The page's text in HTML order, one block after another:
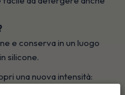
e conserva in un luogo
silicone.
una nuova intensità:
in un accessorio